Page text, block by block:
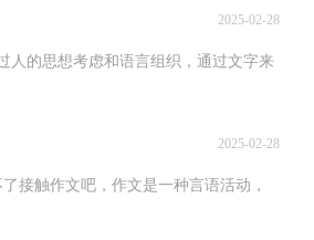
2025-02-28
人的思想考虑和语言组织，通过文字来
2025-02-28
接触作文吧，作文是一种言语活动，